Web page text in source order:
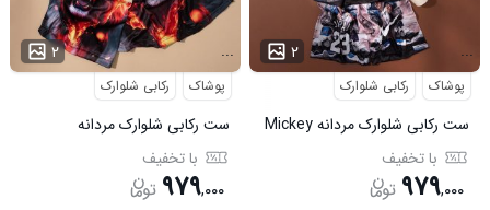
۲ ...
پوشاک رکابی شلوارک
ست رکابی شلوارک مردانه
Lion_Black مدل 3997
با تخفیف
۹۷۹,۰۰۰
۲ ...
پوشاک رکابی شلوارک
ست رکابی شلوارک مردانه Mickey
مدل 3996 با تخفیف
۹۷۹,۰۰۰